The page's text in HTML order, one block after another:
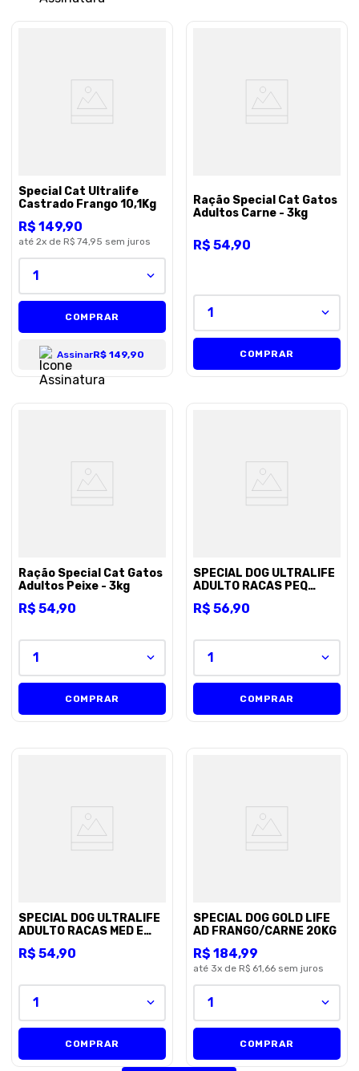
Special Cat Ultralife
Castrado Frango 10,1Kg
R$ 149,90
até 2x de R$ 74,95 sem juros
1
COMPRAR
AssinarR$ 149,90
Ração Special Cat Gatos
Adultos Carne - 3kg
R$ 54,90
1
COMPRAR
Ração Special Cat Gatos
Adultos Peixe - 3kg
R$ 54,90
1
COMPRAR
SPECIAL DOG ULTRALIFE
ADULTO RACAS PEQ
R$ 56,90
1
COMPRAR
SPECIAL DOG ULTRALIFE
ADULTO RACAS MED E
R$ 54,90
1
COMPRAR
SPECIAL DOG GOLD LIFE
AD FRANGO/CARNE 20KG
R$ 184,99
até 3x de R$ 61,66 sem juros
1
COMPRAR